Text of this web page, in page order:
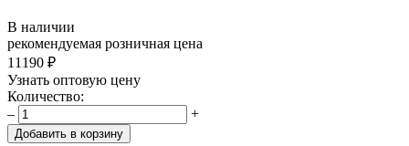
В наличии
рекомендуемая розничная цена
11190 ₽
Узнать оптовую цену
Количество:
–
+
Добавить в корзину